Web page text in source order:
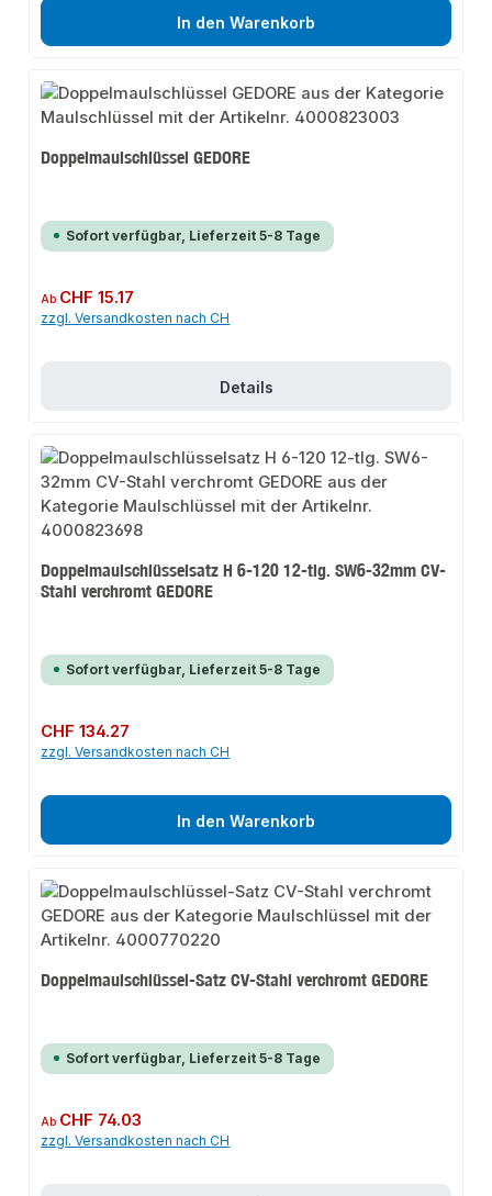
In den Warenkorb
Doppelmaulschlüssel GEDORE
Sofort verfügbar, Lieferzeit 5-8 Tage
Regulärer Preis:
Ab CHF 15.17
zzgl. Versandkosten nach CH
Details
Doppelmaulschlüsselsatz H 6-120 12-tlg. SW6-32mm CV-
Stahl verchromt GEDORE
Sofort verfügbar, Lieferzeit 5-8 Tage
Regulärer Preis:
CHF 134.27
zzgl. Versandkosten nach CH
In den Warenkorb
Doppelmaulschlüssel-Satz CV-Stahl verchromt GEDORE
Sofort verfügbar, Lieferzeit 5-8 Tage
Regulärer Preis:
Ab CHF 74.03
zzgl. Versandkosten nach CH